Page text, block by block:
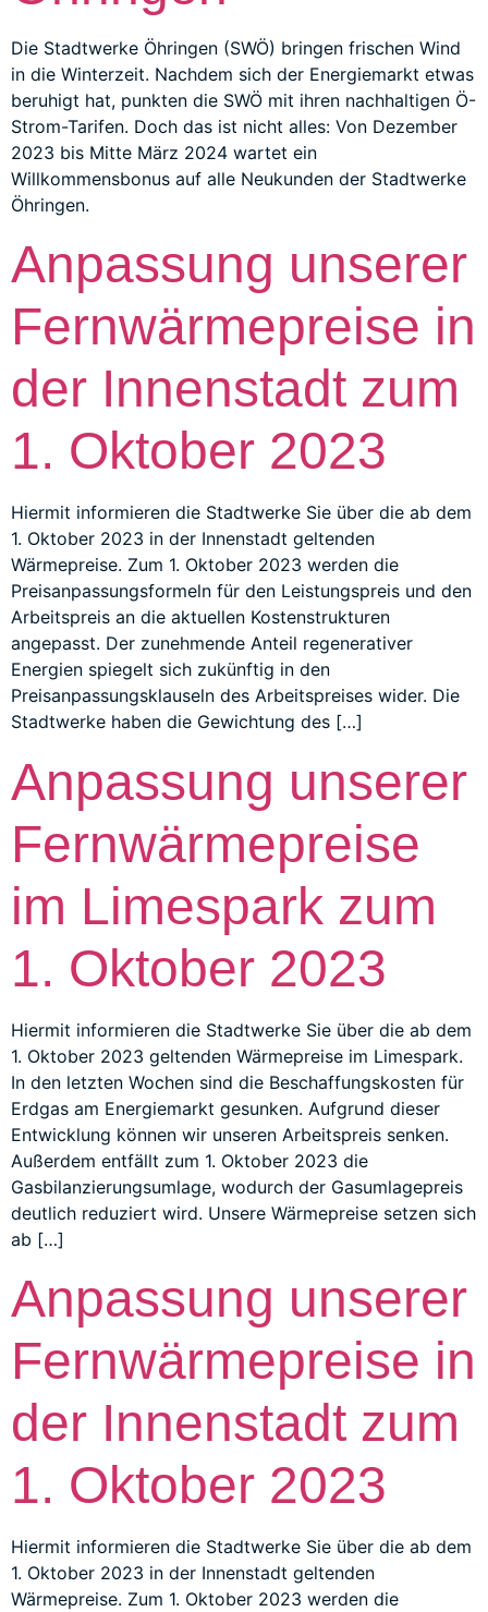
Die Stadtwerke Öhringen (SWÖ) bringen frischen Wind
in die Winterzeit. Nachdem sich der Energiemarkt etwas
beruhigt hat, punkten die SWÖ mit ihren nachhaltigen Ö-
Strom-Tarifen. Doch das ist nicht alles: Von Dezember
2023 bis Mitte März 2024 wartet ein
Willkommensbonus auf alle Neukunden der Stadtwerke
Öhringen.
Anpassung unserer
Fernwärmepreise in
der Innenstadt zum
1. Oktober 2023
Hiermit informieren die Stadtwerke Sie über die ab dem
1. Oktober 2023 in der Innenstadt geltenden
Wärmepreise. Zum 1. Oktober 2023 werden die
Preisanpassungsformeln für den Leistungspreis und den
Arbeitspreis an die aktuellen Kostenstrukturen
angepasst. Der zunehmende Anteil regenerativer
Energien spiegelt sich zukünftig in den
Preisanpassungsklauseln des Arbeitspreises wider. Die
Stadtwerke haben die Gewichtung des […]
Anpassung unserer
Fernwärmepreise
im Limespark zum
1. Oktober 2023
Hiermit informieren die Stadtwerke Sie über die ab dem
1. Oktober 2023 geltenden Wärmepreise im Limespark.
In den letzten Wochen sind die Beschaffungskosten für
Erdgas am Energiemarkt gesunken. Aufgrund dieser
Entwicklung können wir unseren Arbeitspreis senken.
Außerdem entfällt zum 1. Oktober 2023 die
Gasbilanzierungsumlage, wodurch der Gasumlagepreis
deutlich reduziert wird. Unsere Wärmepreise setzen sich
ab […]
Anpassung unserer
Fernwärmepreise in
der Innenstadt zum
1. Oktober 2023
Hiermit informieren die Stadtwerke Sie über die ab dem
1. Oktober 2023 in der Innenstadt geltenden
Wärmepreise. Zum 1. Oktober 2023 werden die